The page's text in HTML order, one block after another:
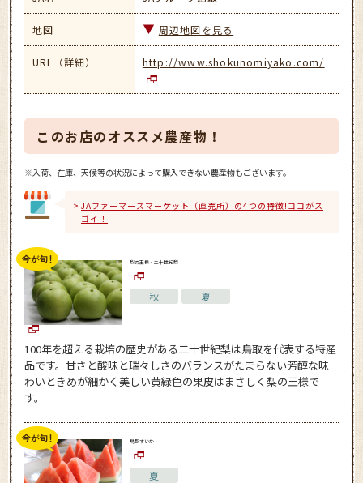
地図 周辺地図を見る
URL（詳細） http://www.shokunomiyako.com/
このお店のオススメ農産物！
※入荷、在庫、天候等の状況によって購入できない農産物もございます。
JAファーマーズマーケット（直売所）の4つの特徴!ココがス
ゴイ！
梨の王様・二十世紀梨
秋 夏
100年を超える栽培の歴史がある二十世紀梨は鳥取を代表する特産
品です。甘さと酸味と瑞々しさのバランスがたまらない芳醇な味
わいときめが細かく美しい黄緑色の果皮はまさしく梨の王様で
す。
鳥取すいか
夏